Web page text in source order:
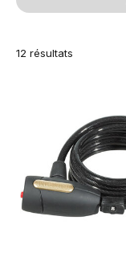
12 résultats